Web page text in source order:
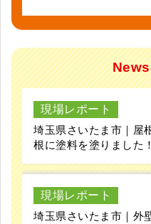
現場レポート
埼玉県さいたま市｜屋
根に塗料を塗りました
現場レポート
埼玉県さいたま市｜外